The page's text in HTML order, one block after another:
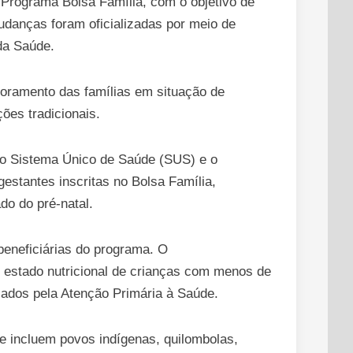
foram oficializadas por meio de
Saúde.
das famílias em situação de
tradicionais.
Sistema Único de Saúde (SUS) e o
inscritas no Bolsa Família,
do pré-natal.
do programa. O
nutricional de crianças com menos de
pela Atenção Primária à Saúde.
incluem povos indígenas, quilombolas,